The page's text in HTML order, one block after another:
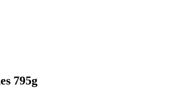
795g